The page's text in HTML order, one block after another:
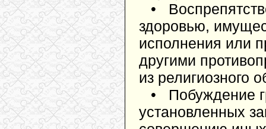
•
здоровью,
исполнения или
другими
из религиозного
• Побуждение
установленных